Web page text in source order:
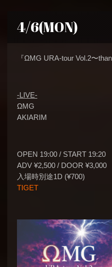
4/6(MON)
『ΩMG URA-tour Vol.2〜
-LIVE-
ΩMG
AKIARIM
OPEN 19:00 / START 19:20
ADV ¥2,500 / DOOR ¥3,000
入場時別途1D (¥700)
TIGET